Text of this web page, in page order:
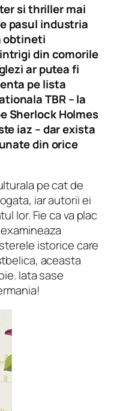
si thriller mai
pasul industria
obtineti
din comorile
ar putea fi
pe lista
TBR – la
Sherlock Holmes
iaz – dar exista
din orice
pe cat de
iar autorii ei
lor. Fie ca va plac
istorice care
aceasta
Iata sase